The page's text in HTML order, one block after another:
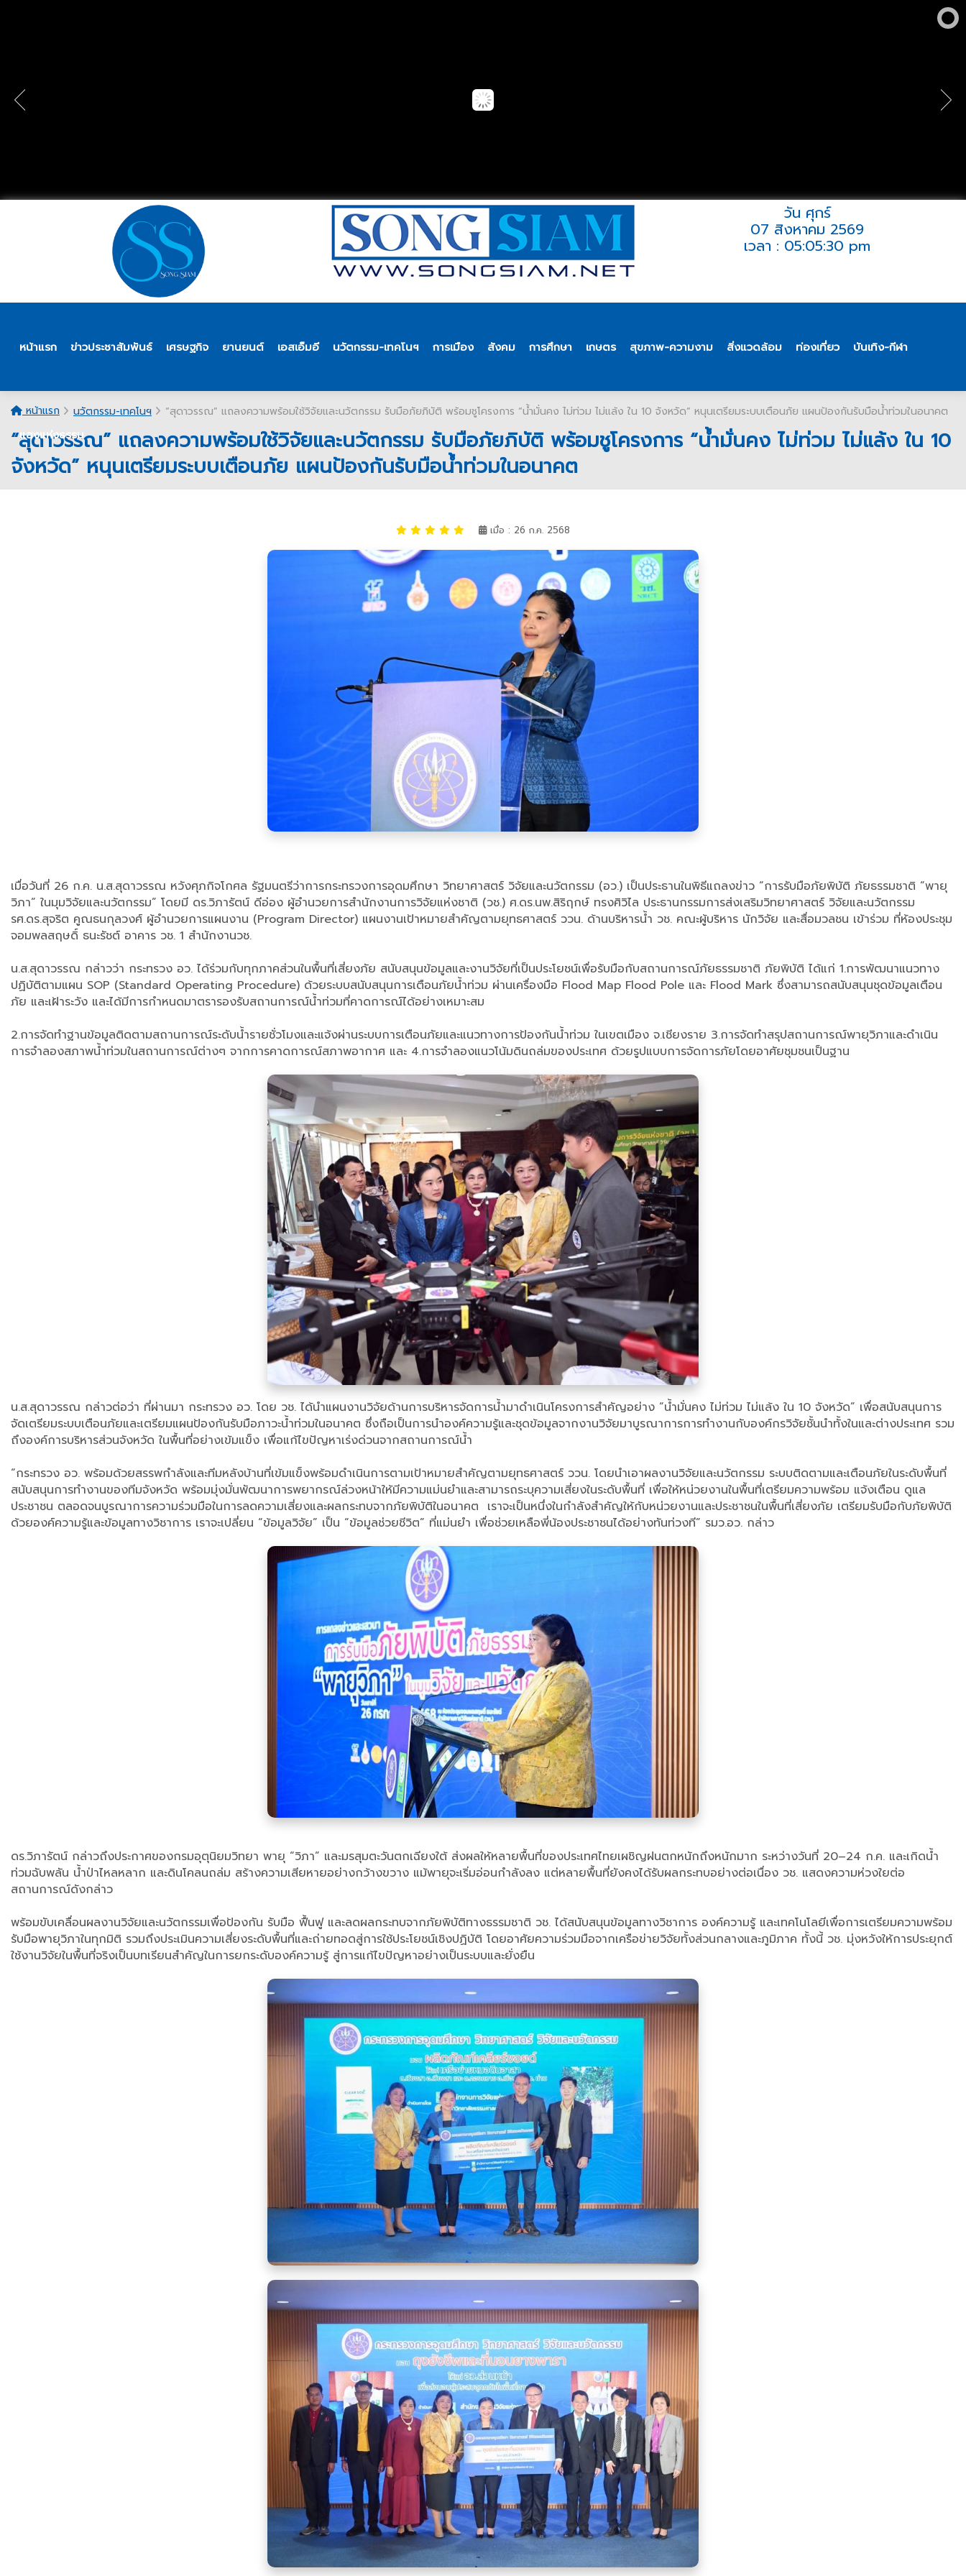
วัน ศุกร์
07 สิงหาคม 2569
เวลา : 05:05:30 pm
หน้าแรก ข่าวประชาสัมพันธ์ เศรษฐกิจ ยานยนต์ เอสเอ็มอี นวัตกรรม-เทคโนฯ การเมือง สังคม การศึกษา เกษตร สุขภาพ-ความงาม สิ่งแวดล้อม ท่องเที่ยว บันเทิง-กีฬา
แสงแห่งธรรม
หน้าแรก นวัตกรรม-เทคโนฯ “สุดาวรรณ” แถลงความพร้อมใช้วิจัยและนวัตกรรม รับมือภัยภิบัติ พร้อมชูโครงการ “น้ำมั่นคง ไม่ท่วม ไม่แล้ง ใน 10 จังหวัด” หนุนเตรียมระบบเตือนภัย แผนป้องกันรับมือน้ำท่วมในอนาคต
“สุดาวรรณ” แถลงความพร้อมใช้วิจัยและนวัตกรรม รับมือภัยภิบัติ พร้อมชูโครงการ “น้ำมั่นคง ไม่ท่วม ไม่แล้ง ใน 10
จังหวัด” หนุนเตรียมระบบเตือนภัย แผนป้องกันรับมือน้ำท่วมในอนาคต
เมื่อ : 26 ก.ค. 2568
เมื่อวันที่ 26 ก.ค. น.ส.สุดาวรรณ หวังศุภกิจโกศล รัฐมนตรีว่าการกระทรวงการอุดมศึกษา วิทยาศาสตร์ วิจัยและนวัตกรรม (อว.) เป็นประธานในพิธีแถลงข่าว “การรับมือภัยพิบัติ ภัยธรรมชาติ “พายุ
วิภา” ในมุมวิจัยและนวัตกรรม” โดยมี ดร.วิภารัตน์ ดีอ่อง ผู้อำนวยการสำนักงานการวิจัยแห่งชาติ (วช.) ศ.ดร.นพ.สิริฤกษ์ ทรงศิวิไล ประธานกรรมการส่งเสริมวิทยาศาสตร์ วิจัยและนวัตกรรม
รศ.ดร.สุจริต คูณธนกุลวงศ์ ผู้อำนวยการแผนงาน (Program Director) แผนงานเป้าหมายสำคัญตามยุทธศาสตร์ ววน. ด้านบริหารน้ำ วช. คณะผู้บริหาร นักวิจัย และสื่อมวลชน เข้าร่วม ที่ห้องประชุม
จอมพลสฤษดิ์ ธนะรัชต์ อาคาร วช. 1 สำนักงานวช.
น.ส.สุดาวรรณ กล่าวว่า กระทรวง อว. ได้ร่วมกับทุกภาคส่วนในพื้นที่เสี่ยงภัย สนับสนุนข้อมูลและงานวิจัยที่เป็นประโยชน์เพื่อรับมือกับสถานการณ์ภัยธรรมชาติ ภัยพิบัติ ได้แก่ 1.การพัฒนาแนวทาง
ปฏิบัติตามแผน SOP (Standard Operating Procedure) ด้วยระบบสนับสนุนการเตือนภัยน้ำท่วม ผ่านเครื่องมือ Flood Map Flood Pole และ Flood Mark ซึ่งสามารถสนับสนุนชุดข้อมูลเตือน
ภัย และเฝ้าระวัง และได้มีการกำหนดมาตรารองรับสถานการณ์น้ำท่วมที่คาดการณ์ได้อย่างเหมาะสม
2.การจัดทำฐานข้อมูลติดตามสถานการณ์ระดับน้ำรายชั่วโมงและแจ้งผ่านระบบการเตือนภัยและแนวทางการป้องกันน้ำท่วม ในเขตเมือง จ.เชียงราย 3.การจัดทำสรุปสถานการณ์พายุวิภาและดำเนิน
การจำลองสภาพน้ำท่วมในสถานการณ์ต่างๆ จากการคาดการณ์สภาพอากาศ และ 4.การจำลองแนวโน้มดินถล่มของประเทศ ด้วยรูปแบบการจัดการภัยโดยอาศัยชุมชนเป็นฐาน
น.ส.สุดาวรรณ กล่าวต่อว่า ที่ผ่านมา กระทรวง อว. โดย วช. ได้นำแผนงานวิจัยด้านการบริหารจัดการน้ำมาดำเนินโครงการสำคัญอย่าง “น้ำมั่นคง ไม่ท่วม ไม่แล้ง ใน 10 จังหวัด” เพื่อสนับสนุนการ
จัดเตรียมระบบเตือนภัยและเตรียมแผนป้องกันรับมือภาวะน้ำท่วมในอนาคต ซึ่งถือเป็นการนำองค์ความรู้และชุดข้อมูลจากงานวิจัยมาบูรณาการการทำงานกับองค์กรวิจัยชั้นนำทั้งในและต่างประเทศ รวม
ถึงองค์การบริหารส่วนจังหวัด ในพื้นที่อย่างเข้มแข็ง เพื่อแก้ไขปัญหาเร่งด่วนจากสถานการณ์น้ำ
“กระทรวง อว. พร้อมด้วยสรรพกำลังและทีมหลังบ้านที่เข้มแข็งพร้อมดำเนินการตามเป้าหมายสำคัญตามยุทธศาสตร์ ววน. โดยนำเอาผลงานวิจัยและนวัตกรรม ระบบติดตามและเตือนภัยในระดับพื้นที่
สนับสนุนการทำงานของทีมจังหวัด พร้อมมุ่งมั่นพัฒนาการพยากรณ์ล่วงหน้าให้มีความแม่นยำและสามารถระบุความเสี่ยงในระดับพื้นที่ เพื่อให้หน่วยงานในพื้นที่เตรียมความพร้อม แจ้งเตือน ดูแล
ประชาชน ตลอดจนบูรณาการความร่วมมือในการลดความเสี่ยงและผลกระทบจากภัยพิบัติในอนาคต เราจะเป็นหนึ่งในกำลังสำคัญให้กับหน่วยงานและประชาชนในพื้นที่เสี่ยงภัย เตรียมรับมือกับภัยพิบัติ
ด้วยองค์ความรู้และข้อมูลทางวิชาการ เราจะเปลี่ยน “ข้อมูลวิจัย” เป็น “ข้อมูลช่วยชีวิต” ที่แม่นยำ เพื่อช่วยเหลือพี่น้องประชาชนได้อย่างทันท่วงที” รมว.อว. กล่าว
ดร.วิภารัตน์ กล่าวถึงประกาศของกรมอุตุนิยมวิทยา พายุ “วิภา” และมรสุมตะวันตกเฉียงใต้ ส่งผลให้หลายพื้นที่ของประเทศไทยเผชิญฝนตกหนักถึงหนักมาก ระหว่างวันที่ 20–24 ก.ค. และเกิดน้ำ
ท่วมฉับพลัน น้ำป่าไหลหลาก และดินโคลนถล่ม สร้างความเสียหายอย่างกว้างขวาง แม้พายุจะเริ่มอ่อนกำลังลง แต่หลายพื้นที่ยังคงได้รับผลกระทบอย่างต่อเนื่อง วช. แสดงความห่วงใยต่อ
สถานการณ์ดังกล่าว
พร้อมขับเคลื่อนผลงานวิจัยและนวัตกรรมเพื่อป้องกัน รับมือ ฟื้นฟู และลดผลกระทบจากภัยพิบัติทางธรรมชาติ วช. ได้สนับสนุนข้อมูลทางวิชาการ องค์ความรู้ และเทคโนโลยีเพื่อการเตรียมความพร้อม
รับมือพายุวิภาในทุกมิติ รวมถึงประเมินความเสี่ยงระดับพื้นที่และถ่ายทอดสู่การใช้ประโยชน์เชิงปฏิบัติ โดยอาศัยความร่วมมือจากเครือข่ายวิจัยทั้งส่วนกลางและภูมิภาค ทั้งนี้ วช. มุ่งหวังให้การประยุกต์
ใช้งานวิจัยในพื้นที่จริงเป็นบทเรียนสำคัญในการยกระดับองค์ความรู้ สู่การแก้ไขปัญหาอย่างเป็นระบบและยั่งยืน